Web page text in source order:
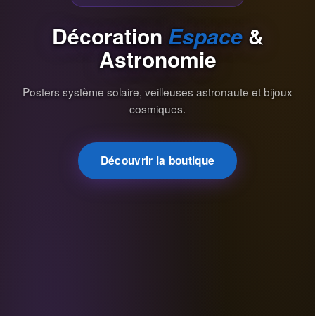
Décoration Espace&
Astronomie
Posters système solaire, veilleuses astronaute et bijoux
cosmiques.
Découvrir la boutique